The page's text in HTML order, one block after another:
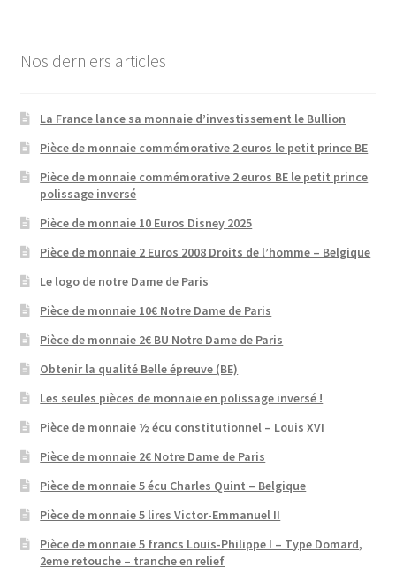
Nos derniers articles
La France lance sa monnaie d’investissement le Bullion
Pièce de monnaie commémorative 2 euros le petit prince BE
Pièce de monnaie commémorative 2 euros BE le petit prince
polissage inversé
Pièce de monnaie 10 Euros Disney 2025
Pièce de monnaie 2 Euros 2008 Droits de l’homme – Belgique
Le logo de notre Dame de Paris
Pièce de monnaie 10€ Notre Dame de Paris
Pièce de monnaie 2€ BU Notre Dame de Paris
Obtenir la qualité Belle épreuve (BE)
Les seules pièces de monnaie en polissage inversé !
Pièce de monnaie ½ écu constitutionnel – Louis XVI
Pièce de monnaie 2€ Notre Dame de Paris
Pièce de monnaie 5 écu Charles Quint – Belgique
Pièce de monnaie 5 lires Victor-Emmanuel II
Pièce de monnaie 5 francs Louis-Philippe I – Type Domard,
2eme retouche – tranche en relief